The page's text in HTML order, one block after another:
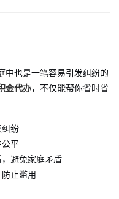
中也是一笔容易引发纠纷的
金代办，不仅能帮你省时省
纷
平
避免家庭矛盾
止滥用